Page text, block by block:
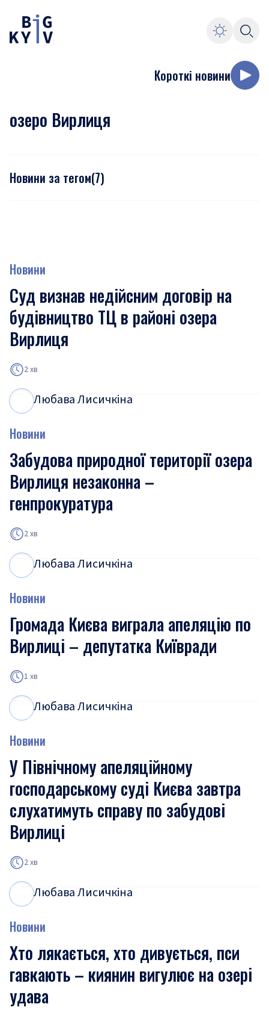
Короткі новини
озеро Вирлиця
Новини за тегом(7)
Новини
Суд визнав недійсним договір на
будівництво ТЦ в районі озера
Вирлиця
2 хв
Любава Лисичкіна
Новини
Забудова природної території озера
Вирлиця незаконна –
генпрокуратура
2 хв
Любава Лисичкіна
Новини
Громада Києва виграла апеляцію по
Вирлиці – депутатка Київради
1 хв
Любава Лисичкіна
Новини
У Північному апеляційному
господарському суді Києва завтра
слухатимуть справу по забудові
Вирлиці
2 хв
Любава Лисичкіна
Новини
Хто лякається, хто дивується, пси
гавкають – киянин вигулює на озері
удава